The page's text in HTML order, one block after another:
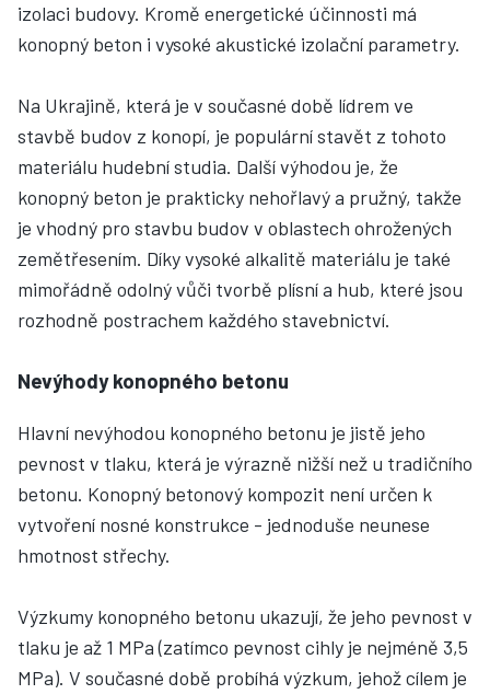
izolaci budovy. Kromě energetické účinnosti má
konopný beton i vysoké akustické izolační parametry.
Na Ukrajině, která je v současné době lídrem ve
stavbě budov z konopí, je populární stavět z tohoto
materiálu hudební studia. Další výhodou je, že
konopný beton je prakticky nehořlavý a pružný, takže
je vhodný pro stavbu budov v oblastech ohrožených
zemětřesením. Díky vysoké alkalitě materiálu je také
mimořádně odolný vůči tvorbě plísní a hub, které jsou
rozhodně postrachem každého stavebnictví.
Nevýhody konopného betonu
Hlavní nevýhodou konopného betonu je jistě jeho
pevnost v tlaku, která je výrazně nižší než u tradičního
betonu. Konopný betonový kompozit není určen k
vytvoření nosné konstrukce - jednoduše neunese
hmotnost střechy.
Výzkumy konopného betonu ukazují, že jeho pevnost v
tlaku je až 1 MPa (zatímco pevnost cihly je nejméně 3,5
MPa). V současné době probíhá výzkum, jehož cílem je